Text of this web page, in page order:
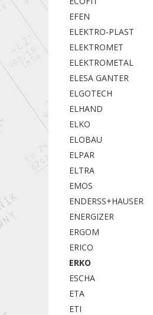
EFEN
ELEKTRO-PLAST
ELEKTROMET
ELEKTROMETAL
ELESA GANTER
ELGOTECH
ELHAND
ELKO
ELOBAU
ELPAR
ELTRA
EMOS
ENDERSS+HAUSER
ENERGIZER
ERGOM
ERICO
ERKO
ESCHA
ETA
ETI